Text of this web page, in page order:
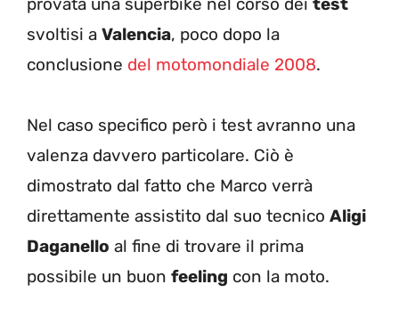
svoltisi a Valencia, poco dopo la
conclusione del motomondiale 2008.
Nel caso specifico però i test avranno una
valenza davvero particolare. Ciò è
dimostrato dal fatto che Marco verrà
direttamente assistito dal suo tecnico Aligi
Daganello al fine di trovare il prima
possibile un buon feeling con la moto.